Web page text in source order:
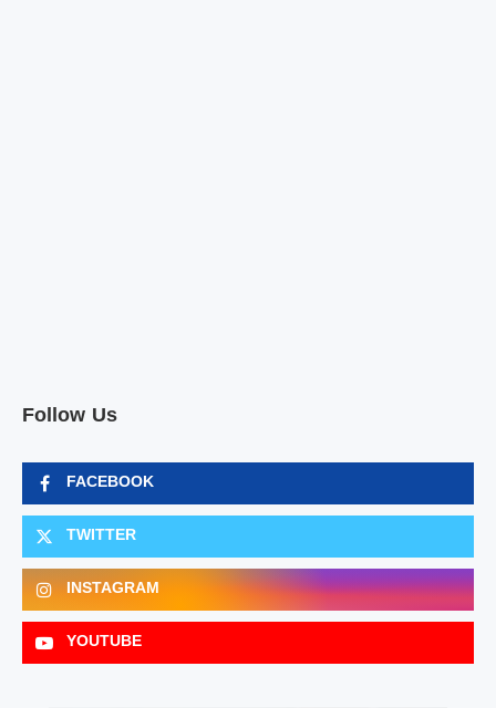
Follow Us
FACEBOOK
TWITTER
INSTAGRAM
YOUTUBE